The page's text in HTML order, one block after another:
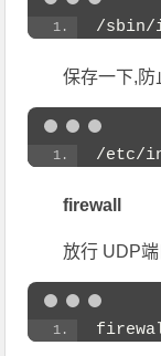
/sbin/
保存一下,
/etc/
firewall
放行 UDP